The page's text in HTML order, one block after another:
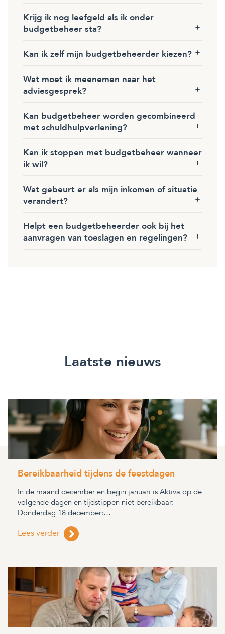
Krijg ik nog leefgeld als ik onder
budgetbeheer sta?
Kan ik zelf mijn budgetbeheerder kiezen?
Wat moet ik meenemen naar het
adviesgesprek?
Kan budgetbeheer worden gecombineerd
met schuldhulpverlening?
Kan ik stoppen met budgetbeheer wanneer
ik wil?
Wat gebeurt er als mijn inkomen of situatie
verandert?
Helpt een budgetbeheerder ook bij het
aanvragen van toeslagen en regelingen?
Laatste nieuws
Bereikbaarheid tijdens de feestdagen
In de maand december en begin januari is Aktiva op de
volgende dagen en tijdstippen niet bereikbaar:
Donderdag 18 december:…
Lees verder